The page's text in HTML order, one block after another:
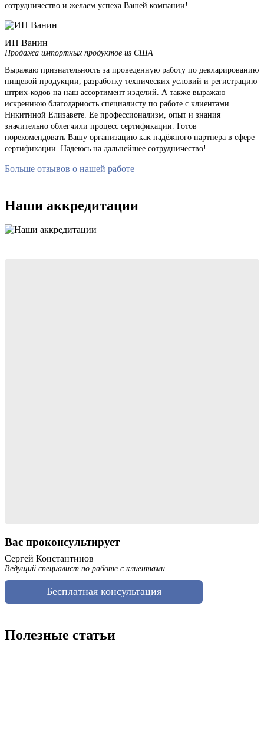
сотрудничество и желаем успеха Вашей компании!
ИП Ванин
Продажа импортных продуктов из США
Выражаю признательность за проведенную работу по декларированию
пищевой продукции, разработку технических условий и регистрацию
штрих-кодов на наш ассортимент изделий. А также выражаю
искреннюю благодарность специалисту по работе с клиентами
Никитиной Елизавете. Ее профессионализм, опыт и знания
значительно облегчили процесс сертификации. Готов
порекомендовать Вашу организацию как надёжного партнера в сфере
сертификации. Надеюсь на дальнейшее сотрудничество!
Больше отзывов о нашей работе
Наши аккредитации
Вас проконсультирует
Сергей Константинов
Ведущий специалист по работе с клиентами
Бесплатная консультация
Полезные статьи